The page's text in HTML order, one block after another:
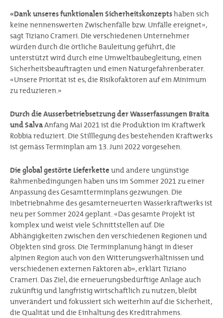
«Dank unseres funktionalen Sicherheitskonzeptshaben sich
keine nennenswerten Zwischenfälle bzw. Unfälle ereignet»,
sagt Tiziano Crameri. Die verschiedenen Unternehmer
würden durch die örtliche Bauleitung geführt, die
unterstützt wird durch eine Umweltbaubegleitung, einen
Sicherheitsbeauftragten und einen Naturgefahrenberater.
«Unsere Priorität ist es, die Risikofaktoren auf ein Minimum
zu reduzieren.»
Durch die Ausserbetriebsetzung der Wasserfassungen Braita
und SalvaAnfang Mai 2021 ist die Produktion im Kraftwerk
Robbia reduziert. Die Stilllegung des bestehenden Kraftwerks
ist gemäss Terminplan am 13. Juni 2022 vorgesehen.
Die global gestörte Lieferkette und andere ungünstige
Rahmenbedingungen haben uns im Sommer 2021 zu einer
Anpassung des Gesamtterminplans gezwungen. Die
Inbetriebnahme des gesamterneuerten Wasserkraftwerks ist
neu per Sommer 2024 geplant. «Das gesamte Projekt ist
komplex und weist viele Schnittstellen auf. Die
Abhängigkeiten zwischen den verschiedenen Regionen und
Objekten sind gross. Die Terminplanung hängt in dieser
alpinen Region auch von den Witterungsverhältnissen und
verschiedenen externen Faktoren ab», erklärt Tiziano
Crameri. Das Ziel, die erneuerungsbedürftige Anlage auch
zukünftig und langfristig wirtschaftlich zu nutzen, bleibt
unverändert und fokussiert sich weiterhin auf die Sicherheit,
die Qualität und die Einhaltung des Kreditrahmens.